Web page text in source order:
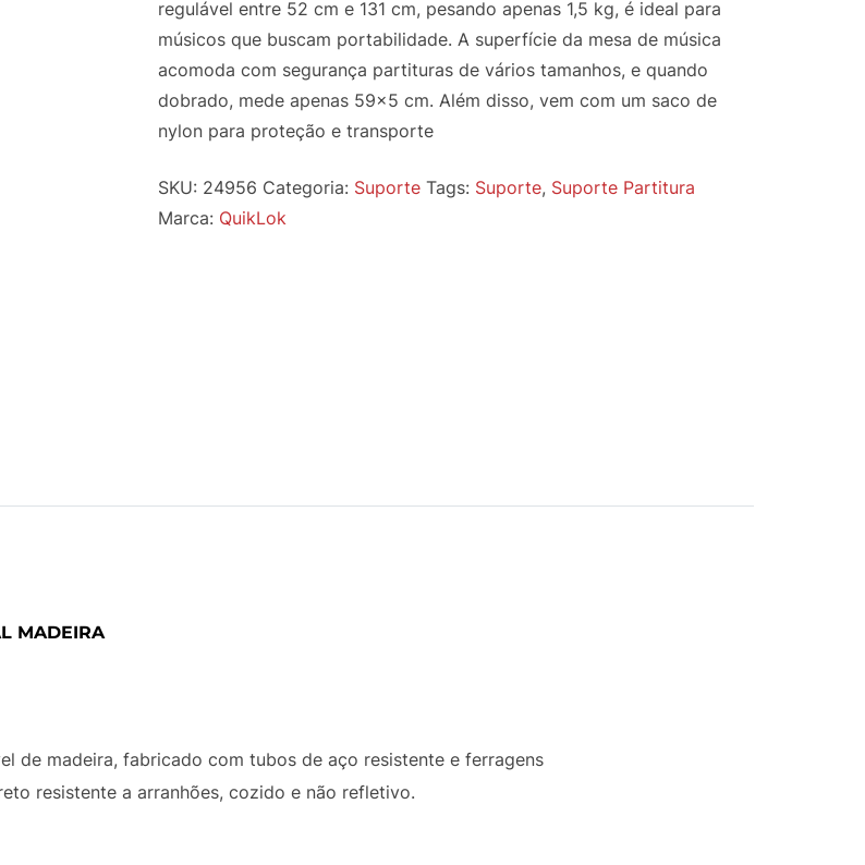
regulável entre 52 cm e 131 cm, pesando apenas 1,5 kg, é ideal para
músicos que buscam portabilidade. A superfície da mesa de música
acomoda com segurança partituras de vários tamanhos, e quando
dobrado, mede apenas 59×5 cm. Além disso, vem com um saco de
nylon para proteção e transporte
SKU: 24956 Categoria: Suporte Tags: Suporte, Suporte Partitura
Marca: QuikLok
MADEIRA
de madeira, fabricado com tubos de aço resistente e ferragens
resistente a arranhões, cozido e não refletivo.